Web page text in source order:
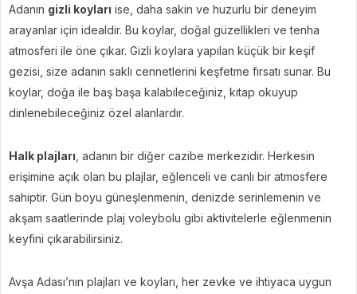
Adanın gizli koyları ise, daha sakin ve huzurlu bir deneyim
arayanlar için idealdir. Bu koylar, doğal güzellikleri ve tenha
atmosferi ile öne çıkar. Gizli koylara yapılan küçük bir keşif
gezisi, size adanın saklı cennetlerini keşfetme fırsatı sunar. Bu
koylar, doğa ile baş başa kalabileceğiniz, kitap okuyup
dinlenebileceğiniz özel alanlardır.
Halk plajları , adanın bir diğer cazibe merkezidir. Herkesin
erişimine açık olan bu plajlar, eğlenceli ve canlı bir atmosfere
sahiptir. Gün boyu güneşlenmenin, denizde serinlemenin ve
akşam saatlerinde plaj voleybolu gibi aktivitelerle eğlenmenin
keyfini çıkarabilirsiniz.
Avşa Adası’nın plajları ve koyları, her zevke ve ihtiyaca uygun